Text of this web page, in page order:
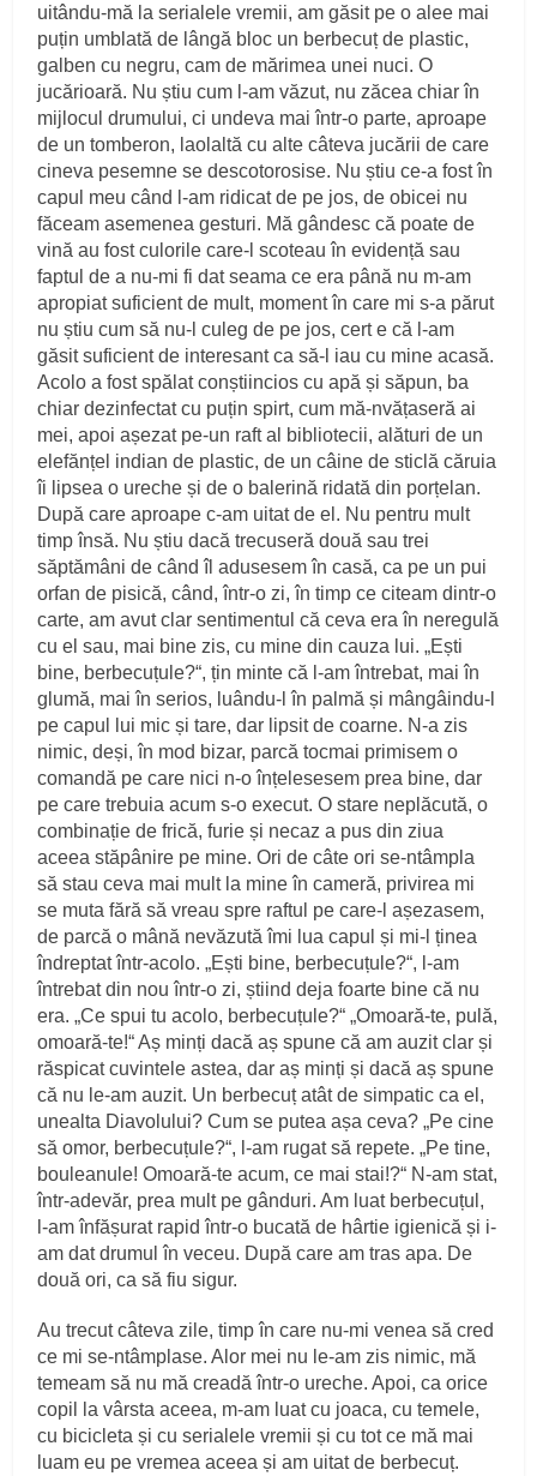
uitându-mă la serialele vremii, am găsit pe o alee mai
puțin umblată de lângă bloc un berbecuț de plastic,
galben cu negru, cam de mărimea unei nuci. O
jucărioară. Nu știu cum l-am văzut, nu zăcea chiar în
mijlocul drumului, ci undeva mai într-o parte, aproape
de un tomberon, laolaltă cu alte câteva jucării de care
cineva pesemne se descotorosise. Nu știu ce-a fost în
capul meu când l-am ridicat de pe jos, de obicei nu
făceam asemenea gesturi. Mă gândesc că poate de
vină au fost culorile care-l scoteau în evidență sau
faptul de a nu-mi fi dat seama ce era până nu m-am
apropiat suficient de mult, moment în care mi s-a părut
nu știu cum să nu-l culeg de pe jos, cert e că l-am
găsit suficient de interesant ca să-l iau cu mine acasă.
Acolo a fost spălat conștiincios cu apă și săpun, ba
chiar dezinfectat cu puțin spirt, cum mă-nvățaseră ai
mei, apoi așezat pe-un raft al bibliotecii, alături de un
elefănțel indian de plastic, de un câine de sticlă căruia
îi lipsea o ureche și de o balerină ridată din porțelan.
După care aproape c-am uitat de el. Nu pentru mult
timp însă. Nu știu dacă trecuseră două sau trei
săptămâni de când îl adusesem în casă, ca pe un pui
orfan de pisică, când, într-o zi, în timp ce citeam dintr-o
carte, am avut clar sentimentul că ceva era în neregulă
cu el sau, mai bine zis, cu mine din cauza lui. „Ești
bine, berbecuțule?“, țin minte că l-am întrebat, mai în
glumă, mai în serios, luându-l în palmă și mângâindu-l
pe capul lui mic și tare, dar lipsit de coarne. N-a zis
nimic, deși, în mod bizar, parcă tocmai primisem o
comandă pe care nici n-o înțelesesem prea bine, dar
pe care trebuia acum s-o execut. O stare neplăcută, o
combinație de frică, furie și necaz a pus din ziua
aceea stăpânire pe mine. Ori de câte ori se-ntâmpla
să stau ceva mai mult la mine în cameră, privirea mi
se muta fără să vreau spre raftul pe care-l așezasem,
de parcă o mână nevăzută îmi lua capul și mi-l ținea
îndreptat într-acolo. „Ești bine, berbecuțule?“, l-am
întrebat din nou într-o zi, știind deja foarte bine că nu
era. „Ce spui tu acolo, berbecuțule?“ „Omoară-te, pulă,
omoară-te!“ Aș minți dacă aș spune că am auzit clar și
răspicat cuvintele astea, dar aș minți și dacă aș spune
că nu le-am auzit. Un berbecuț atât de simpatic ca el,
unealta Diavolului? Cum se putea așa ceva? „Pe cine
să omor, berbecuțule?“, l-am rugat să repete. „Pe tine,
bouleanule! Omoară-te acum, ce mai stai!?“ N-am stat,
într-adevăr, prea mult pe gânduri. Am luat berbecuțul,
l-am înfășurat rapid într-o bucată de hârtie igienică și i-
am dat drumul în veceu. După care am tras apa. De
două ori, ca să fiu sigur.
Au trecut câteva zile, timp în care nu-mi venea să cred
ce mi se-ntâmplase. Alor mei nu le-am zis nimic, mă
temeam să nu mă creadă într-o ureche. Apoi, ca orice
copil la vârsta aceea, m-am luat cu joaca, cu temele,
cu bicicleta și cu serialele vremii și cu tot ce mă mai
luam eu pe vremea aceea și am uitat de berbecuț.